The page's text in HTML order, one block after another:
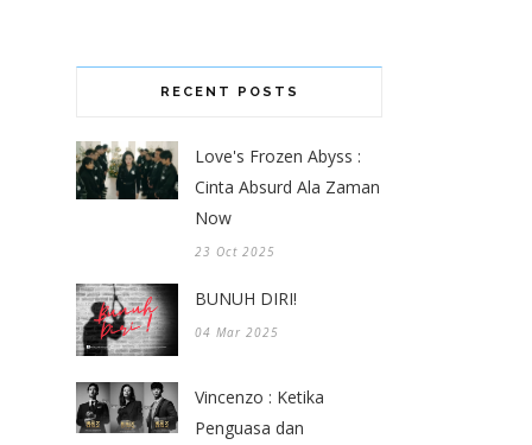
RECENT POSTS
Love's Frozen Abyss :
Cinta Absurd Ala Zaman
Now
23 Oct 2025
BUNUH DIRI!
04 Mar 2025
Vincenzo : Ketika
Penguasa dan